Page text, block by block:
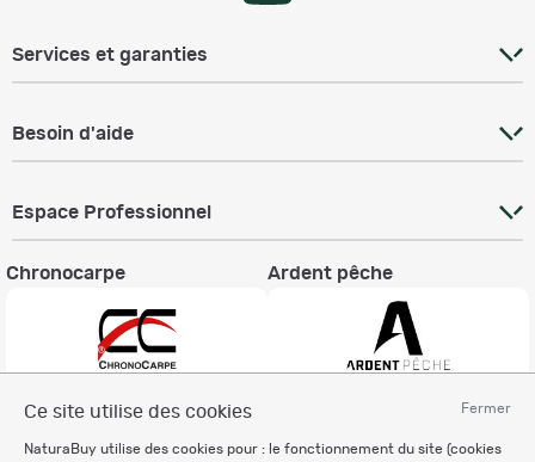
Fermer
Ce site utilise des cookies
NaturaBuy utilise des cookies pour : le fonctionnement du site (cookies
Services et garanties
Besoin d'aide
Espace Professionnel
Chronocarpe Ardent pêche